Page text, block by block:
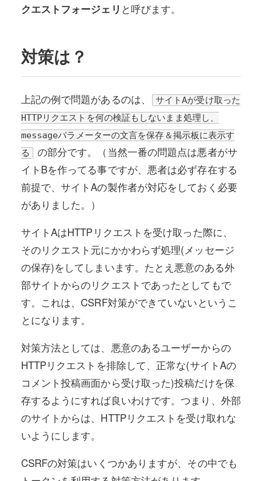
クエストフォージェリ と呼びます。
対策は？
上記の例で問題があるのは、
サイトAが受け取った
HTTPリクエストを何の検証もしないまま処理し、
messageパラメーターの文言を保存＆掲示板に表示す
る
の部分です。（当然一番の問題点は悪者がサ
イトBを作ってる事ですが、悪者は必ず存在する
前提で、サイトAの製作者が対応をしておく必要
がありました。）
サイトAはHTTPリクエストを受け取った際に、
そのリクエスト元にかかわらず処理(メッセージ
の保存)をしてしまいます。たとえ悪意のある外
部サイトからのリクエストであったとしてもで
す。これは、CSRF対策ができていないというこ
とになります。
対策方法としては、悪意のあるユーザーからの
HTTPリクエストを排除して、正常な(サイトAの
コメント投稿画面から受け取った)投稿だけを保
存するようにすれば良いわけです。つまり、外部
のサイトからは、HTTPリクエストを受け取れな
いようにします。
CSRFの対策はいくつかありますが、その中でも